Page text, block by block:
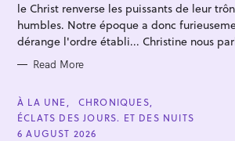
I
E
S
le Christ renverse les puissants de leur
humbles. Notre époque a donc
dérange l'ordre établi... Christine nous
Read More
C
A
T
E
À LA UNE
CHRONIQUES
ÉCLATS DES JOURS. ET DES NUITS
6 AUGUST 2026